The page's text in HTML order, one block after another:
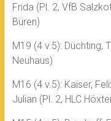
Frida (Pl. 2, VfB
Büren)
M19 (4 v.5): Düchting,
Neuhaus)
M16 (4 v.5): Kaiser,
Julian (Pl. 2, HLC